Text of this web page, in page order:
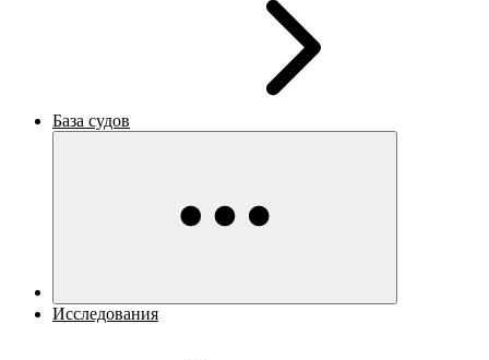
База судов
Исследования